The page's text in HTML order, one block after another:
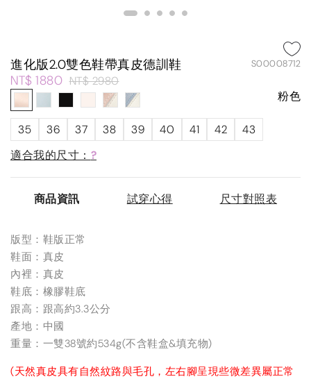
進化版2.0雙色鞋帶真皮德訓鞋 S00008712
NT$ 1880 NT$ 2980
粉色
35 36 37 38 39 40 41 42
43
適合我的尺寸： ?
商品資訊 試穿心得 尺寸對照表
版型：鞋版正常
鞋面：真皮
內裡：真皮
鞋底：橡膠鞋底
跟高：跟高約3.3公分
產地：中國
重量：一雙38號約534g(不含鞋盒&填充物)
(天然真皮具有自然紋路與毛孔，左右腳呈現些微差異屬正常